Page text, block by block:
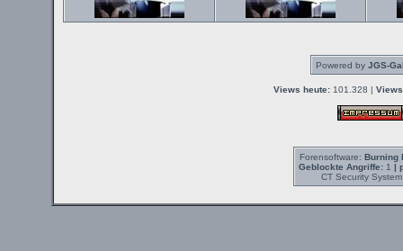
Powered by JGS-
Views heute: 101.328 |
Forensoftware: Burning
Geblockte Angriffe:1 |
CT Security